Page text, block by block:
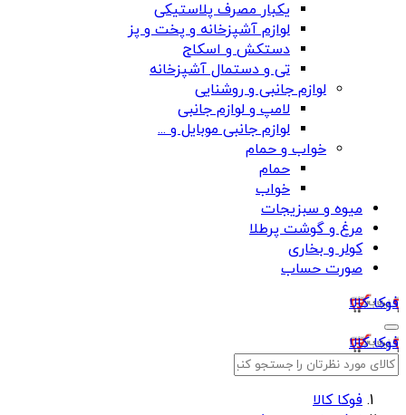
یکبار مصرف پلاستیکی
لوازم آشپزخانه و پخت و پز
دستکش و اسکاج
تی و دستمال آشپزخانه
لوازم جانبی و روشنایی
لامپ و لوازم جانبی
لوازم جانبی موبایل و ...
خواب و حمام
حمام
خواب
میوه و سبزیجات
مرغ و گوشت پرطلا
کولر و بخاری
صورت حساب
فوکا کالا
فوکا کالا
فوکا کالا